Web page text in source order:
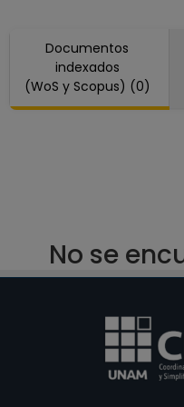
Documentos
indexados
(WoS y Scopus) (0)
No se